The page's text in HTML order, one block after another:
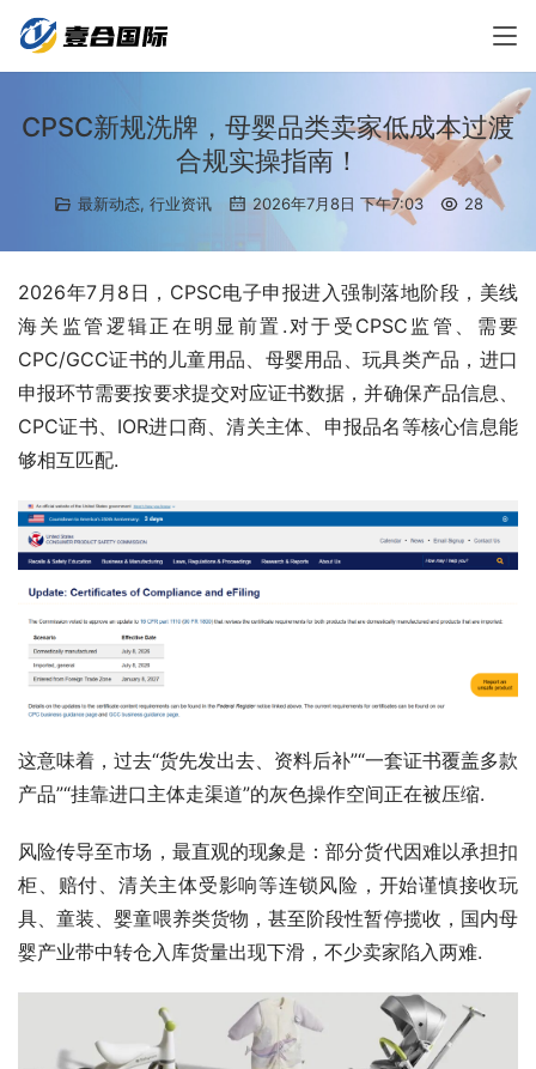
CPSC新规洗牌，母婴品类卖家低成本过渡
合规实操指南！
最新动态, 行业资讯 2026年7月8日 下午7:03 28
2026年7月8日，CPSC电子申报进入强制落地阶段，美线
海关监管逻辑正在明显前置.对于受CPSC监管、需要
CPC/GCC证书的儿童用品、母婴用品、玩具类产品，进口
申报环节需要按要求提交对应证书数据，并确保产品信息、
CPC证书、IOR进口商、清关主体、申报品名等核心信息能
够相互匹配.
这意味着，过去“货先发出去、资料后补”“一套证书覆盖多款
产品”“挂靠进口主体走渠道”的灰色操作空间正在被压缩.
风险传导至市场，最直观的现象是：部分货代因难以承担扣
柜、赔付、清关主体受影响等连锁风险，开始谨慎接收玩
具、童装、婴童喂养类货物，甚至阶段性暂停揽收，国内母
婴产业带中转仓入库货量出现下滑，不少卖家陷入两难.